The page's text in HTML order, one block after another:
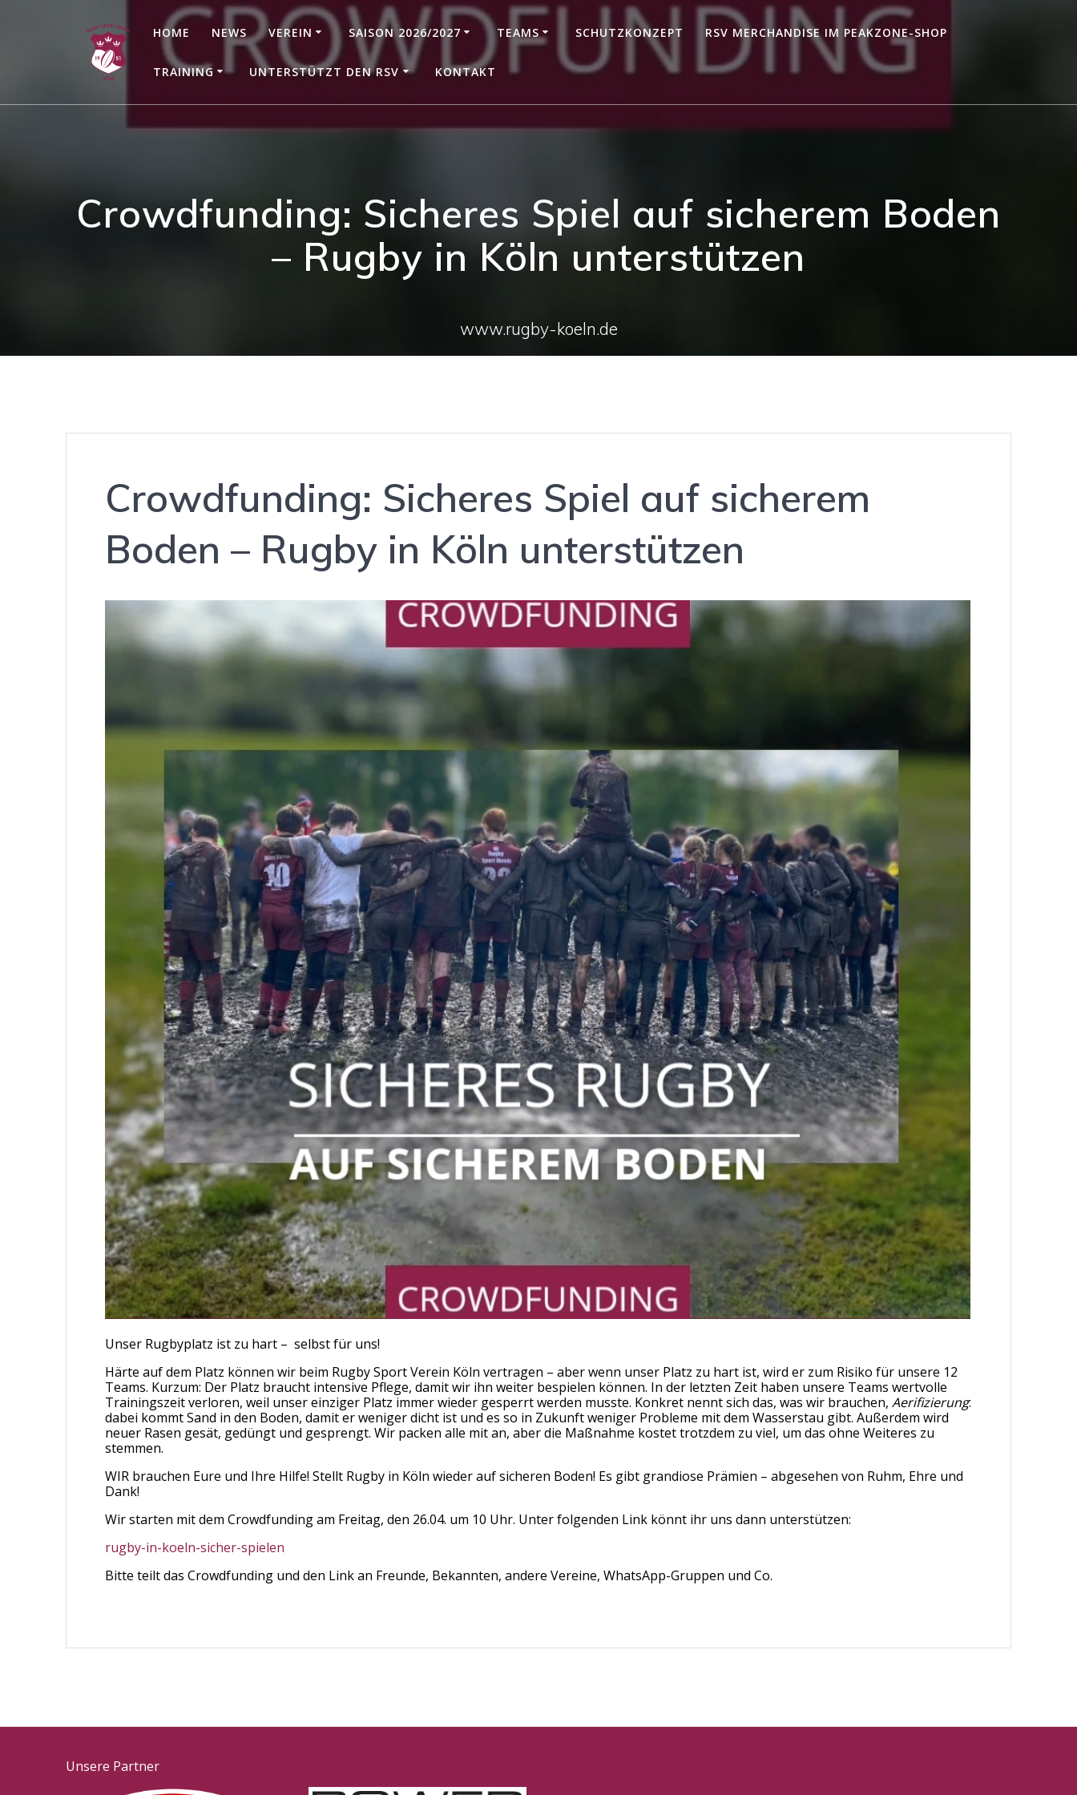
HOME NEWS VEREIN SAISON 2026/2027 TEAMS SCHUTZKONZEPT RSV MERCHANDISE IM PEAKZONE-SHOP
TRAINING UNTERSTÜTZT DEN RSV KONTAKT
Crowdfunding: Sicheres Spiel auf sicherem Boden
– Rugby in Köln unterstützen
www.rugby-koeln.de
Crowdfunding: Sicheres Spiel auf sicherem
Boden – Rugby in Köln unterstützen
Unser Rugbyplatz ist zu hart – selbst für uns!
Härte auf dem Platz können wir beim Rugby Sport Verein Köln vertragen – aber wenn unser Platz zu hart ist, wird er zum Risiko für unsere 12
Teams. Kurzum: Der Platz braucht intensive Pflege, damit wir ihn weiter bespielen können. In der letzten Zeit haben unsere Teams wertvolle
Trainingszeit verloren, weil unser einziger Platz immer wieder gesperrt werden musste. Konkret nennt sich das, was wir brauchen,Aerifizierung:
dabei kommt Sand in den Boden, damit er weniger dicht ist und es so in Zukunft weniger Probleme mit dem Wasserstau gibt. Außerdem wird
neuer Rasen gesät, gedüngt und gesprengt. Wir packen alle mit an, aber die Maßnahme kostet trotzdem zu viel, um das ohne Weiteres zu
stemmen.
WIR brauchen Eure und Ihre Hilfe! Stellt Rugby in Köln wieder auf sicheren Boden! Es gibt grandiose Prämien – abgesehen von Ruhm, Ehre und
Dank!
Wir starten mit dem Crowdfunding am Freitag, den 26.04. um 10 Uhr. Unter folgenden Link könnt ihr uns dann unterstützen:
rugby-in-koeln-sicher-spielen
Bitte teilt das Crowdfunding und den Link an Freunde, Bekannten, andere Vereine, WhatsApp-Gruppen und Co.
Unsere Partner